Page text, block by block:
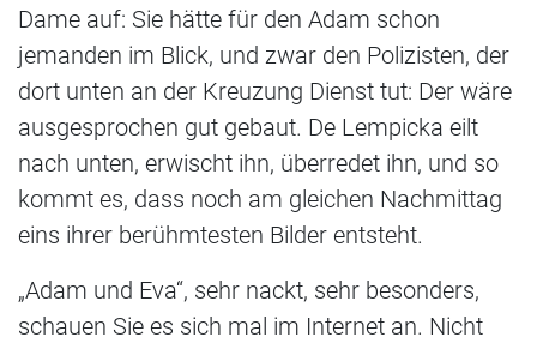
Dame auf: Sie hätte für den Adam schon
jemanden im Blick, und zwar den Polizisten, der
dort unten an der Kreuzung Dienst tut: Der wäre
ausgesprochen gut gebaut. De Lempicka eilt
nach unten, erwischt ihn, überredet ihn, und so
kommt es, dass noch am gleichen Nachmittag
eins ihrer berühmtesten Bilder entsteht.
„Adam und Eva“, sehr nackt, sehr besonders,
schauen Sie es sich mal im Internet an. Nicht